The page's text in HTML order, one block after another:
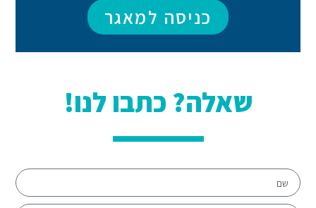
כניסה למאגר
שאלה? כתבו לנו!